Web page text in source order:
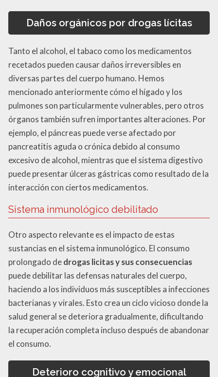
Daños orgánicos por drogas lícitas
Tanto el alcohol, el tabaco como los medicamentos
recetados pueden causar daños irreversibles en
diversas partes del cuerpo humano. Hemos
mencionado anteriormente cómo el hígado y los
pulmones son particularmente vulnerables, pero otros
órganos también sufren importantes alteraciones. Por
ejemplo, el páncreas puede verse afectado por
pancreatitis aguda o crónica debido al consumo
excesivo de alcohol, mientras que el sistema digestivo
puede presentar úlceras gástricas como resultado de la
interacción con ciertos medicamentos.
Sistema inmunológico debilitado
Otro aspecto relevante es el impacto de estas
sustancias en el sistema inmunológico. El consumo
prolongado dedrogas licitas y sus consecuencias
puede debilitar las defensas naturales del cuerpo,
haciendo a los individuos más susceptibles a infecciones
bacterianas y virales. Esto crea un ciclo vicioso donde la
salud general se deteriora gradualmente, dificultando
la recuperación completa incluso después de abandonar
el consumo.
Deterioro cognitivo y emocional